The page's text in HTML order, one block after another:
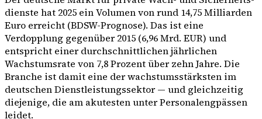
dienste hat 2025 ein Volumen von rund 14,75 Milliarden
Euro erreicht (BDSW-Prognose). Das ist eine
Verdopplung gegenüber 2015 (6,96 Mrd. EUR) und
entspricht einer durchschnittlichen jährlichen
Wachstumsrate von 7,8 Prozent über zehn Jahre. Die
Branche ist damit eine der wachstumsstärksten im
deutschen Dienstleistungssektor — und gleichzeitig
diejenige, die am akutesten unter Personalengpässen
leidet.